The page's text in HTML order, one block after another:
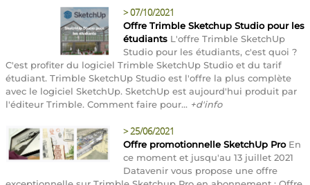
>07/10/2021
Offre Trimble Sketchup Studio pour les
étudiants L'offre Trimble SketchUp
Studio pour les étudiants, c'est quoi ?
C'est profiter du logiciel Trimble SketchUp Studio et du tarif
étudiant. Trimble SketchUp Studio est l'offre la plus complète
avec le logiciel SketchUp. SketchUp est aujourd'hui produit par
l'éditeur Trimble. Comment faire pour... +d'info
>25/06/2021
Offre promotionnelle SketchUp ProEn
ce moment et jusqu'au 13 juillet 2021
Datavenir vous propose une offre